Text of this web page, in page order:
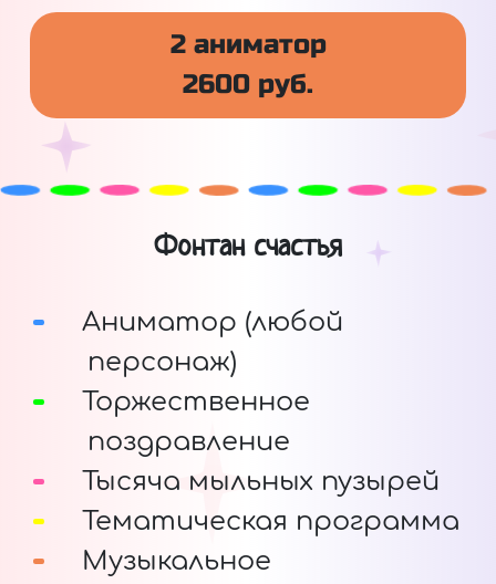
2 аниматор
2600 руб.
Фонтан счастья
Аниматор (любой
персонаж)
Торжественное
поздравление
Тысяча мыльных пузырей
Тематическая программа
Музыкальное